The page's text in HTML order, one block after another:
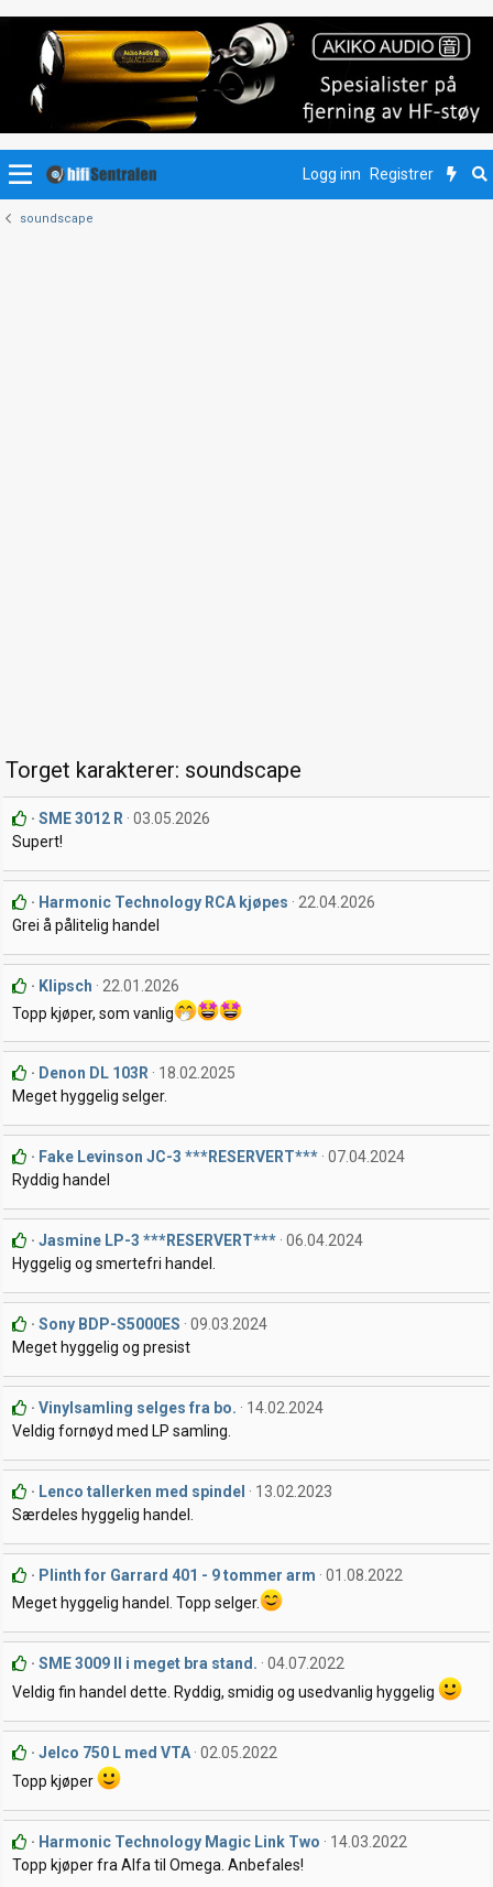
Logg inn Registrer
soundscape
Torget karakterer: soundscape
SME 3012 R
03.05.2026
Supert!
Harmonic Technology RCA kjøpes
22.04.2026
Grei å pålitelig handel
Klipsch
22.01.2026
Topp kjøper, som vanlig
Denon DL 103R
18.02.2025
Meget hyggelig selger.
Fake Levinson JC-3 ***RESERVERT*** 07.04.2024
Ryddig handel
Jasmine LP-3 ***RESERVERT*** 06.04.2024
Hyggelig og smertefri handel.
Sony BDP-S5000ES
09.03.2024
Meget hyggelig og presist
Vinylsamling selges fra bo.
14.02.2024
Veldig fornøyd med LP samling.
Lenco tallerken med spindel
13.02.2023
Særdeles hyggelig handel.
Plinth for Garrard 401 - 9 tommer arm
01.08.2022
Meget hyggelig handel. Topp selger.
SME 3009 II i meget bra stand.
04.07.2022
Veldig fin handel dette. Ryddig, smidig og usedvanlig hyggelig
Jelco 750 L med VTA 02.05.2022
Topp kjøper
Harmonic Technology Magic Link Two
14.03.2022
Topp kjøper fra Alfa til Omega. Anbefales!